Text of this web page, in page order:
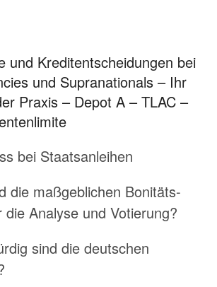
und Kreditentscheidungen bei
und Supranationals – Ihr
Praxis – Depot A – TLAC –
bei Staatsanleihen
die maßgeblichen Bonitäts-
die Analyse und Votierung?
sind die deutschen